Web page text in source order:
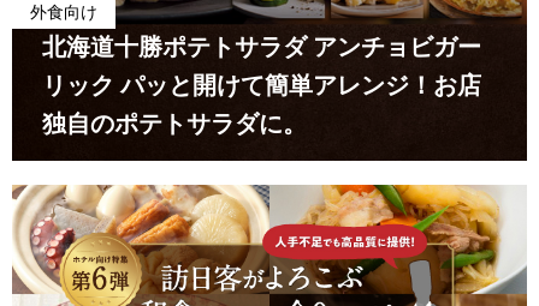
外食向け
北海道十勝ポテトサラダ アンチョビガー
リック パッと開けて簡単アレンジ！お店
独自のポテトサラダに。